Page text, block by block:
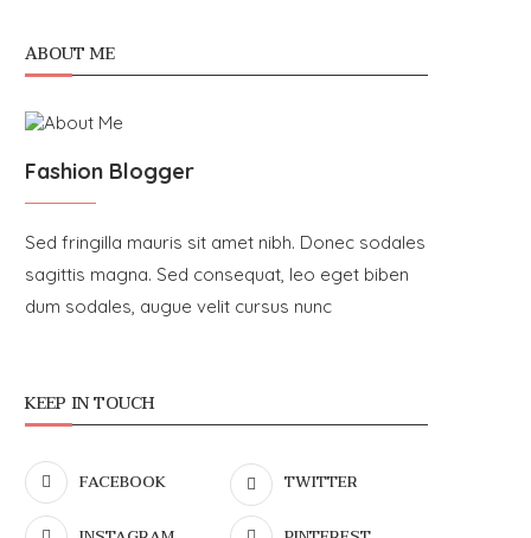
ABOUT ME
Fashion Blogger
Sed fringilla mauris sit amet nibh. Donec sodales
sagittis magna. Sed consequat, leo eget biben
dum sodales, augue velit cursus nunc
KEEP IN TOUCH
FACEBOOK TWITTER